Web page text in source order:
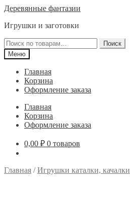
Перейти
навигации
Перейти
содержимому
Деревянные фантазии
Игрушки и заготовки
Искать:
Поиск
Меню
Главная
Корзина
Оформление заказа
Главная
Корзина
Оформление заказа
0,00 ₽ 0 товаров
Главная /Игрушки каталки, качалки